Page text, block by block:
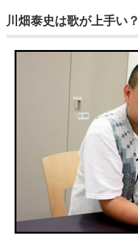
川畑泰史は歌が上手い？